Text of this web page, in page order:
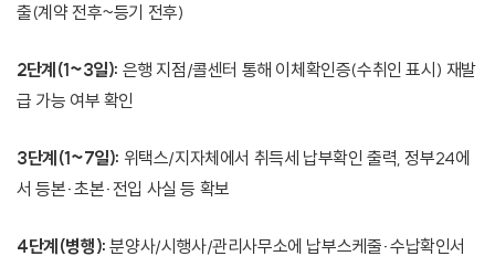
출(계약 전후~등기 전후)
2단계(1~3일): 은행 지점/콜센터 통해 이체확인증(수취인 표시) 재발
급 가능 여부 확인
3단계(1~7일): 위택스/지자체에서 취득세 납부확인 출력, 정부24에
서 등본·초본·전입 사실 등 확보
4단계(병행): 분양사/시행사/관리사무소에 납부스케줄·수납확인서